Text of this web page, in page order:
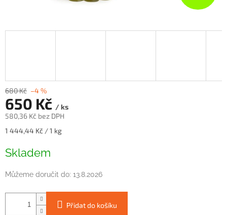
680 Kč –4 %
650 Kč / ks
580,36 Kč bez DPH
Měrná
1 444,44 Kč / 1 kg
Skladem
Můžeme doručit do: 13.8.2026
Přidat do košíku